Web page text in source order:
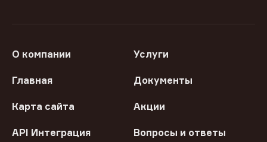
О компании Услуги
Главная Документы
Карта сайта Акции
API Интеграция Вопросы и ответы